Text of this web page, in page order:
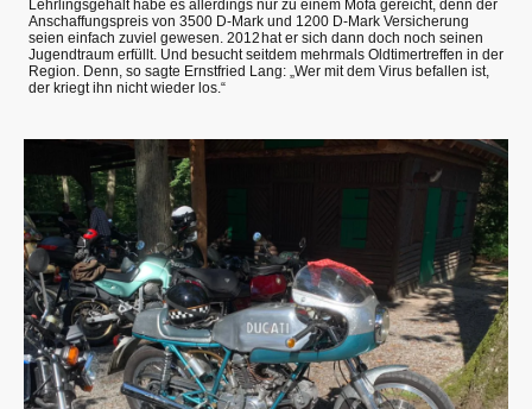
Lehrlingsgehalt habe es allerdings nur zu einem Mofa gereicht, denn der
Anschaffungspreis von 3500 D-Mark und 1200 D-Mark Versicherung
seien einfach zuviel gewesen. 2012 hat er sich dann doch noch seinen
Jugendtraum erfüllt. Und besucht seitdem mehrmals Oldtimertreffen in der
Region. Denn, so sagte Ernstfried Lang: „Wer mit dem Virus befallen ist,
der kriegt ihn nicht wieder los.“